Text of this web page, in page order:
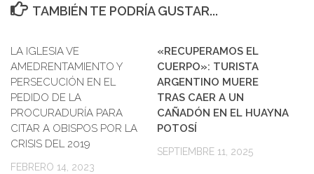
TAMBIÉN TE PODRÍA GUSTAR...
LA IGLESIA VE
AMEDRENTAMIENTO Y
PERSECUCIÓN EN EL
PEDIDO DE LA
PROCURADURÍA PARA
CITAR A OBISPOS POR LA
CRISIS DEL 2019
FEBRERO 14, 2023
«RECUPERAMOS EL
CUERPO»: TURISTA
ARGENTINO MUERE
TRAS CAER A UN
CAÑADÓN EN EL HUAYNA
POTOSÍ
SEPTIEMBRE 11, 2025